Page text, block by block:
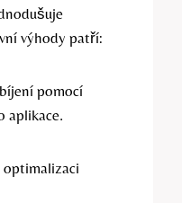
výhody patří:
pomocí
aplikace.